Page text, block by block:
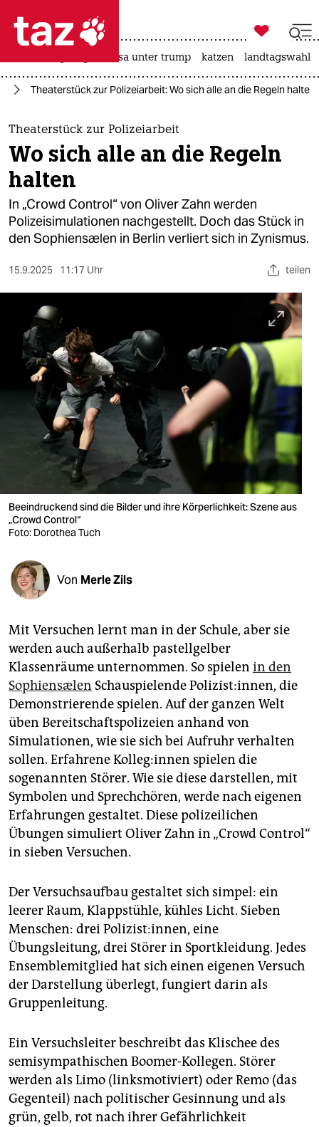
 taz zahl ich
taz zahl ich
themen
politik
öko
gesellschaft
sport
berlin
nord
wahrheit
verlag
verlag
veranstaltungen
shop
fragen & hilfe
unterstützen
abo
epaper login

taz zahl ich
usa unter trump katzen landtagswahl
Theaterstück zur Polizeiarbeit: Wo sich alle an die Regeln halten
Theaterstück zur Polizeiarbeit
Wo sich alle an die Regeln
halten
In „Crowd Control“ von Oliver Zahn werden
Polizeisimulationen nachgestellt. Doch das Stück in
den Sophiensælen in Berlin verliert sich in Zynismus.
15.9.2025 11:17 Uhr teilen
Beeindruckend sind die Bilder und ihre Körperlichkeit: Szene aus
„Crowd Control“
Foto: Dorothea Tuch
Von Merle Zils
Mit Versuchen lernt man in der Schule, aber sie
werden auch außerhalb pastellgelber
Klassenräume unternommen. So spielen in den
Sophiensælen Schauspielende Polizist:innen, die
Demonstrierende spielen. Auf der ganzen Welt
üben Bereitschaftspolizeien anhand von
Simulationen, wie sie sich bei Aufruhr verhalten
sollen. Erfahrene Kol­le­g:in­nen spielen die
sogenannten Störer. Wie sie diese darstellen, mit
Symbolen und Sprechchören, werde nach eigenen
Erfahrungen gestaltet. Diese polizeilichen
Übungen simuliert Oliver Zahn in „Crowd Control“
in sieben Versuchen.
Der Versuchsaufbau gestaltet sich simpel: ein
leerer Raum, Klappstühle, kühles Licht. Sieben
Menschen: drei Polizist:innen, eine
Übungsleitung, drei Störer in Sportkleidung. Jedes
Ensemblemitglied hat sich einen eigenen Versuch
der Darstellung überlegt, fungiert darin als
Gruppenleitung.
Ein Versuchsleiter beschreibt das Klischee des
semisympathischen Boomer-Kollegen. Störer
werden als Limo (linksmotiviert) oder Remo (das
Gegenteil) nach politischer Gesinnung und als
grün, gelb, rot nach ihrer Gefährlichkeit